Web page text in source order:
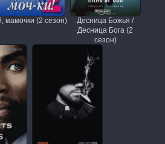
мамочки (2 сезон)
Десница Божья /
Десница Бога (2
сезон)